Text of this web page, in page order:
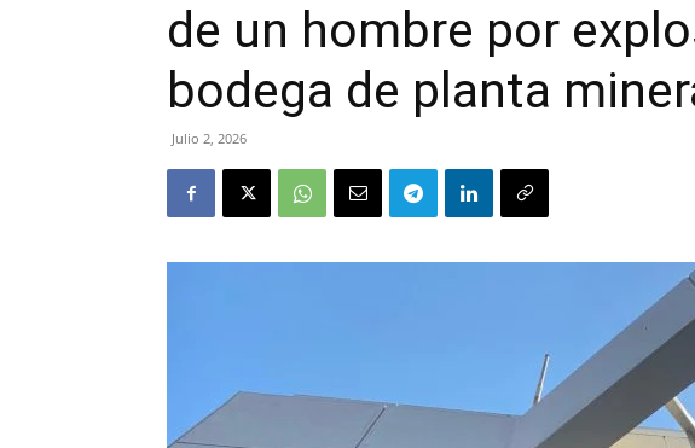
de un hombre por
bodega de planta
Julio 2, 2026